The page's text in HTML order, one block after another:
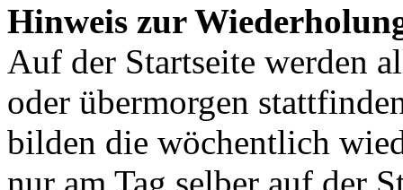
Hinweis zur
Auf der Startseite werden
oder übermorgen
bilden die wöchentlich
nur am Tag selber auf der